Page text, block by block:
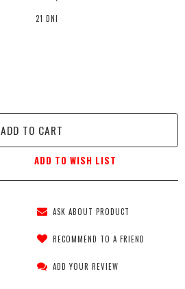
21 DNI
ADD TO CART
ADD TO WISH LIST
ASK ABOUT PRODUCT
RECOMMEND TO A FRIEND
ADD YOUR REVIEW